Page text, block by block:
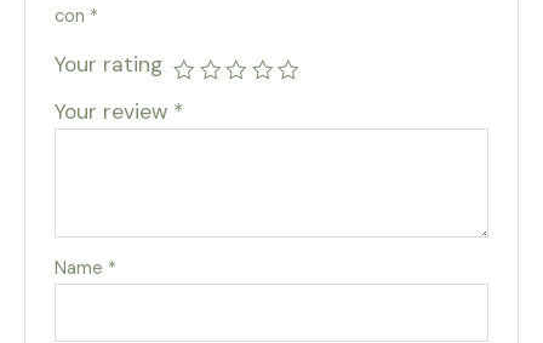
con *
Your rating
Your review *
Name *